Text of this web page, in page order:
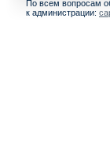
По всем вопросам
к администрации: